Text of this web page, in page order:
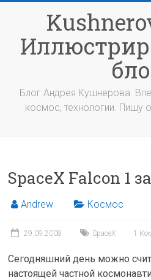
содержимому
Блог Андрея Кушнерова.
космос, технологии. Пишу
SpaceX Falcon 1
Andrew Космос
29.09.2008 SpaceX 1
Сегодняшний день можно
настоящей частной